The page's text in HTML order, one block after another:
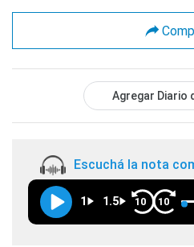
Agregar Diario
Escuchá la nota
1 1.5 10 10